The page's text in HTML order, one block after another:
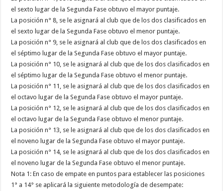
el sexto lugar de la Segunda Fase obtuvo el mayor puntaje.
La posición n° 8, se le asignará al club que de los dos clasificados en
el sexto lugar de la Segunda Fase obtuvo el menor puntaje.
La posición n° 9, se le asignará al club que de los dos clasificados en
el séptimo lugar de la Segunda Fase obtuvo el mayor puntaje.
La posición n° 10, se le asignará al club que de los dos clasificados en
el séptimo lugar de la Segunda Fase obtuvo el menor puntaje.
La posición n° 11, se le asignará al club que de los dos clasificados en
el octavo lugar de la Segunda Fase obtuvo el mayor puntaje.
La posición n° 12, se le asignará al club que de los dos clasificados en
el octavo lugar de la Segunda Fase obtuvo el menor puntaje.
La posición n° 13, se le asignará al club que de los dos clasificados en
el noveno lugar de la Segunda Fase obtuvo el mayor puntaje.
La posición n° 14, se le asignará al club que de los dos clasificados en
el noveno lugar de la Segunda Fase obtuvo el menor puntaje.
Nota 1: En caso de empate en puntos para establecer las posiciones
1° a 14° se aplicará la siguiente metodología de desempate: